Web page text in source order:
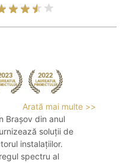
Arată mai multe >>
Brașov din anul
soluții de
instalațiilor.
spectru al